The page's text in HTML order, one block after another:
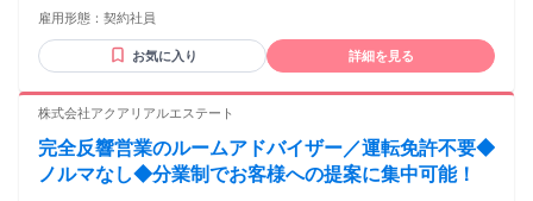
・想定年収：283万～ ※想定年収は月間10時間程度の残業
よるインセンティブあり
物像＞ ・スピード感をもって業務を進めることが好きな方 ・
コミュニケーションを取ることが好きな方
雇用形態： 契約社員
お気に入り 詳細を見る
株式会社アクアリアルエステート
完全反響営業のルームアドバイザー／運転免許不要◆
ノルマなし◆分業制でお客様への提案に集中可能！